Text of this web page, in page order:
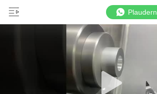
Plaudern